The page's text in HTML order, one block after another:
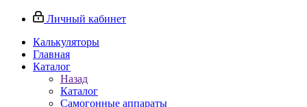
Личный кабинет
Калькуляторы
Главная
Каталог
Назад
Каталог
Самогонные аппараты